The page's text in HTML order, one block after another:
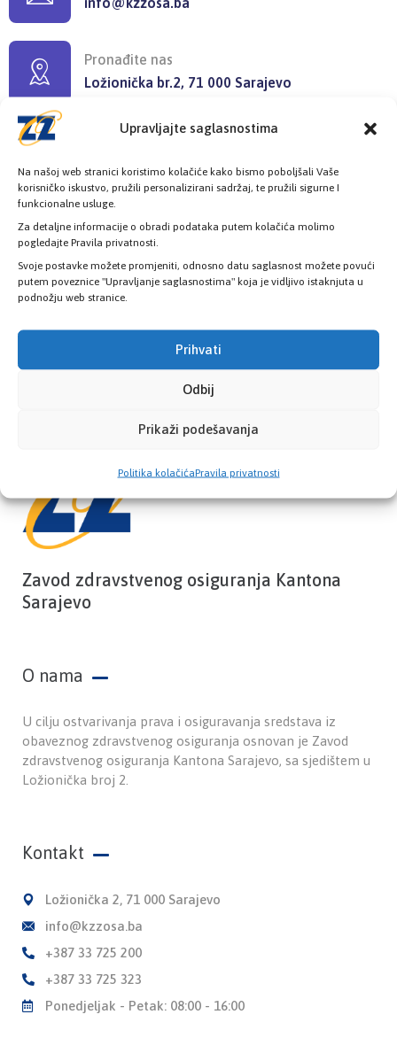
Upravljajte saglasnostima
Na našoj web stranici koristimo kolačiće kako bismo poboljšali Vaše
korisničko iskustvo, pružili personalizirani sadržaj, te pružili sigurne I
funkcionalne usluge.
Za detaljne informacije o obradi podataka putem kolačića molimo
pogledajte Pravila privatnosti.
Svoje postavke možete promjeniti, odnosno datu saglasnost možete povući
putem poveznice "Upravljanje saglasnostima" koja je vidljivo istaknjuta u
podnožju web stranice.
Prihvati
Odbij
Prikaži podešavanja
Politika kolačićaPravila privatnosti
Pronađite nas
Ložionička br.2, 71 000 Sarajevo
Radno vrijeme
Provjerite status vaše elektronske
zdravstvene kartice
PROVJERITE STATUS
Zavod zdravstvenog osiguranja Kantona
Sarajevo
O nama
U cilju ostvarivanja prava i osiguravanja sredstava iz
obaveznog zdravstvenog osiguranja osnovan je Zavod
zdravstvenog osiguranja Kantona Sarajevo, sa sjedištem u
Ložionička broj 2.
Kontakt
Ložionička 2, 71 000 Sarajevo
info@kzzosa.ba
+387 33 725 200
+387 33 725 323
Ponedjeljak - Petak: 08:00 - 16:00